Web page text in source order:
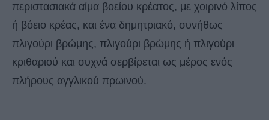
περιστασιακά αίμα βοείου κρέατος, με χοιρινό λίπος
ή βόειο κρέας, και ένα δημητριακό, συνήθως
πλιγούρι βρώμης, πλιγούρι βρώμης ή πλιγούρι
κριθαριού και συχνά σερβίρεται ως μέρος ενός
πλήρους αγγλικού πρωινού.